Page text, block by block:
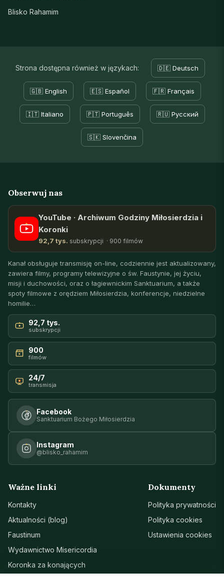
Blisko Rahamim
Strona dostępna również w językach: 🇩🇪 Deutsch
🇬🇧 English 🇪🇸 Español 🇫🇷 Français
🇮🇹 Italiano 🇵🇹 Português 🇷🇺 Русский
🇸🇰 Slovenčina
Obserwuj nas
YouTube · Archiwum Godziny Miłosierdzia i
Koronki
92,7 tys. subskrypcji · 900 filmów
Kanał obsługuje transmisję on-line, codziennie jest aktualizowany,
zawiera filmy, programy telewizyjne o św. Faustynie, jej życiu,
misji i duchowości, oraz o łagiewnickim Sanktuarium, a także
spoty filmowe z orędziem Miłosierdzia, konferencje, niedzielne
homilie…
92,7 tys.
subskrypcji
900
filmów
24/7
transmisja
Facebook
Sanktuarium Bożego Miłosierdzia
Instagram
@blisko_rahamim
Ważne linki
Kontakty
Aktualności (blog)
Faustinum
Wydawnictwo Misericordia
Koronka za konających
Dokumenty
Polityka prywatności
Polityka cookies
Ustawienia cookies